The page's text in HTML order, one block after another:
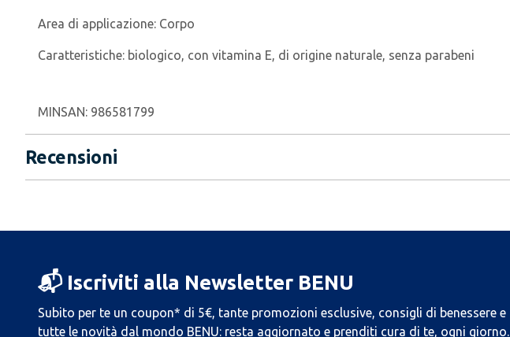
Area di applicazione: Corpo
Caratteristiche: biologico, con vitamina E, di origine naturale, senza parabeni
MINSAN: 986581799
Recensioni
📬 Iscriviti alla Newsletter BENU
Subito per te un coupon* di 5€, tante promozioni esclusive, consigli di benessere e
tutte le novità dal mondo BENU: resta aggiornato e prenditi cura di te, ogni giorno.